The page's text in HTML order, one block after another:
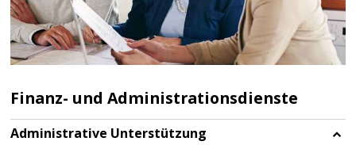
Finanz- und Administrationsdienste
Administrative Unterstützung